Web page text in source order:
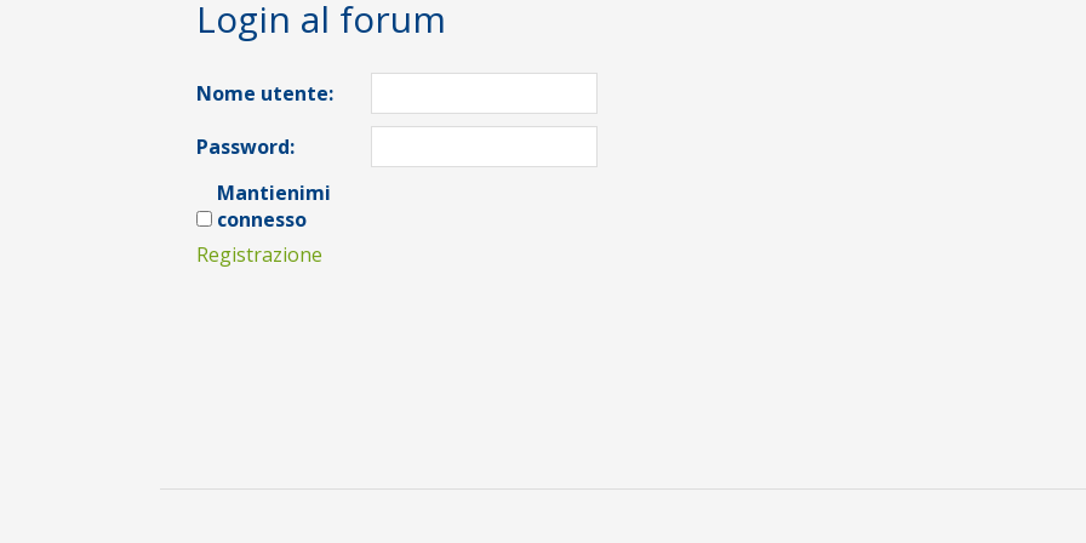
Login al forum
Nome utente:
Password:
Mantienimi
connesso
Registrazione